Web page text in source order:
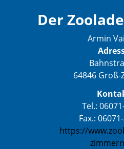
Der
Armin
64846
Tel.:
Fax.:
https://